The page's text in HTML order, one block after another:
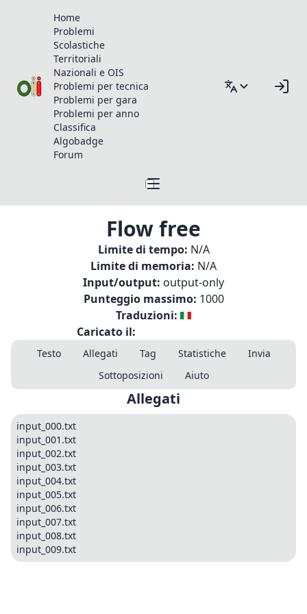
Home
Problemi
Scolastiche
Territoriali
Nazionali e OIS
Problemi per tecnica
Problemi per gara
Problemi per anno
Classifica
Algobadge
Forum
Flow free
Limite di tempo: N/A
Limite di memoria: N/A
Input/output: output-only
Punteggio massimo: 1000
Traduzioni:
Caricato il:
Testo Allegati Tag Statistiche
Invia
Sottoposizioni
Aiuto
Allegati
input_000.txt
input_001.txt
input_002.txt
input_003.txt
input_004.txt
input_005.txt
input_006.txt
input_007.txt
input_008.txt
input_009.txt